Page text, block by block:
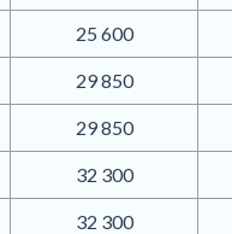
25 600
29 850
29 850
32 300
32 300